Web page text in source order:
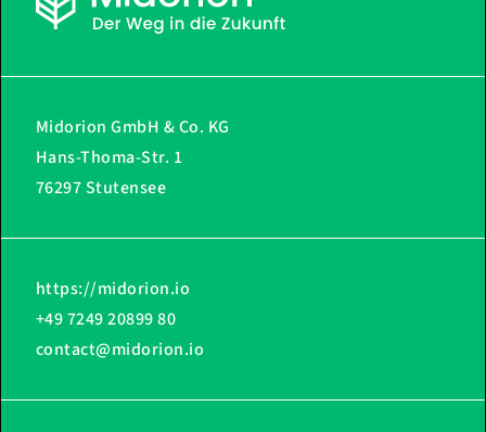
Midorion GmbH & Co. KG
Hans-Thoma-Str. 1
76297 Stutensee
https://midorion.io
+49 7249 20899 80
contact@midorion.io